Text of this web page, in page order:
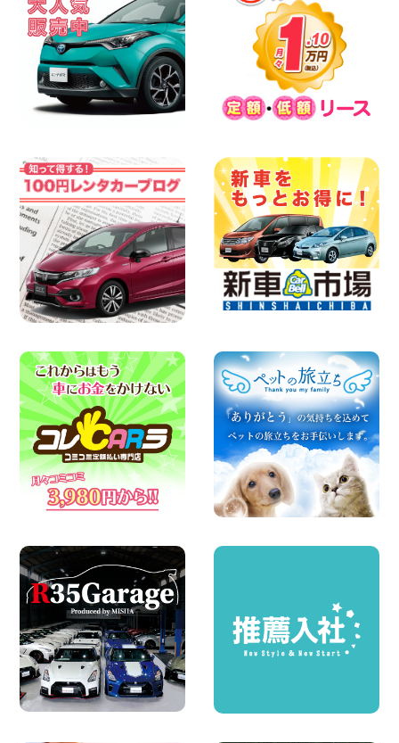
2026年08月09日
お盆期間中の休業期間のご案内 千葉県 千
葉花見川店
100円レンタカー 千葉花見川
2026年08月08日
やっぱりオープンカーは最高!!!ですね 兵
庫県 加古川店
格・安!!!夏休みパックのご案内です^^ 東
京都 町田根岸店
100円レンタカー 町田根岸
2026年08月08日
「お得」お盆限定特別料金!! 兵庫県 神戸
西区枝吉店
100円レンタカー 神戸西区枝吉
2026年08月08日
お盆シーズン空きあり!!100円レンタカー
兵庫駅前店はミニバンも安い!! 兵庫県 兵
庫駅前店
2026年08月08日
★WRX 作業紹介★ 三重県 四日市インタ
ー店
100円レンタカー 四日市インター
2026年08月08日
横浜弥生台店限定!!夏季特別キャンペーン
のお知らせ!! 神奈川県 横浜弥生台店
100円レンタカー 横浜弥生台
2026年08月08日
2026三河安城店お盆休みご連絡 愛知県
100円レンタカー 三河安城
☆ お盆特別乗り放題プラン ☆ 埼玉県 杉
戸店
100円レンタカー 杉戸
2026年08月07日
日産セレナが新入荷!!中川かの里店!! 愛知
県 中川かの里店